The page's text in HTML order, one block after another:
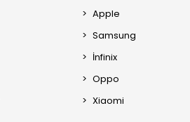
Apple
Samsung
İnfinix
Oppo
Xiaomi